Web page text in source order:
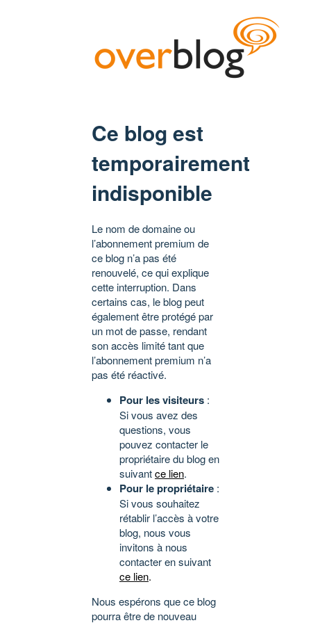
Ce blog est
temporairement
indisponible
Le nom de domaine ou
l’abonnement premium de
ce blog n’a pas été
renouvelé, ce qui explique
cette interruption. Dans
certains cas, le blog peut
également être protégé par
un mot de passe, rendant
son accès limité tant que
l’abonnement premium n’a
pas été réactivé.
Pour les visiteurs :
Si vous avez des
questions, vous
pouvez contacter le
propriétaire du blog en
suivantce lien.
Pour le propriétaire :
Si vous souhaitez
rétablir l’accès à votre
blog, nous vous
invitons à nous
contacter en suivant
ce lien.
Nous espérons que ce blog
pourra être de nouveau